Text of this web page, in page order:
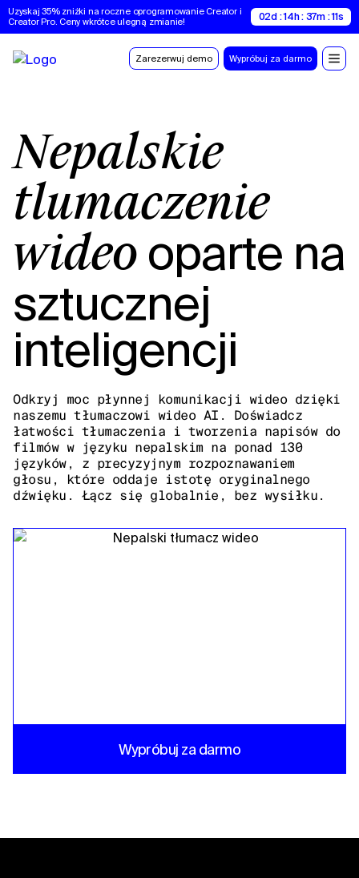
Uzyskaj 35% zniżki na roczne oprogramowanie Creator i
Creator Pro. Ceny wkrótce ulegną zmianie!
02d : 14h : 37m : 10s
Zarezerwuj demo Wypróbuj za darmo
Nepalskie
tłumaczenie
wideo oparte na
sztucznej
inteligencji
Odkryj moc płynnej komunikacji wideo dzięki
naszemu tłumaczowi wideo AI. Doświadcz
łatwości tłumaczenia i tworzenia napisów do
filmów w języku nepalskim na ponad 130
języków, z precyzyjnym rozpoznawaniem
głosu, które oddaje istotę oryginalnego
dźwięku. Łącz się globalnie, bez wysiłku.
Wypróbuj za darmo